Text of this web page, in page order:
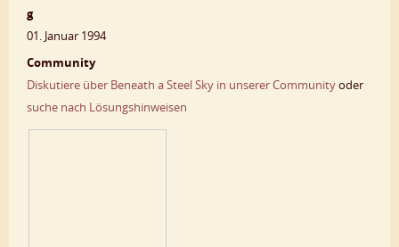
g
01. Januar 1994
Community
Diskutiere über Beneath a Steel Sky in unserer Communityoder
suche nach Lösungshinweisen